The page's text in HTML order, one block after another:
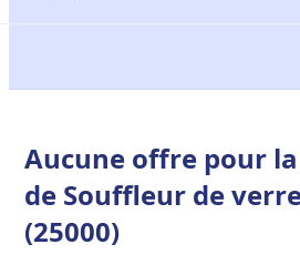
Aucune offre pour
de Souffleur de
(25000)